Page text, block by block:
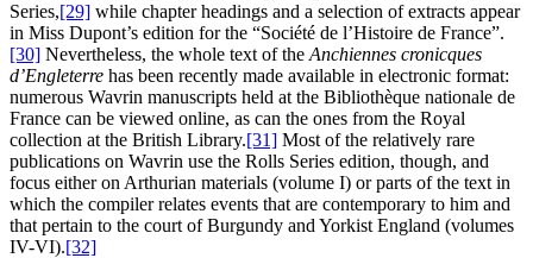
Series,[29] while chapter headings and a selection of extracts appear
in Miss Dupont’s edition for the “Société de l’Histoire de France”.
[30] Nevertheless, the whole text of the Anchiennes cronicques
d’Engleterre has been recently made available in electronic format:
numerous Wavrin manuscripts held at the Bibliothèque nationale de
France can be viewed online, as can the ones from the Royal
collection at the British Library.[31] Most of the relatively rare
publications on Wavrin use the Rolls Series edition, though, and
focus either on Arthurian materials (volume I) or parts of the text in
which the compiler relates events that are contemporary to him and
that pertain to the court of Burgundy and Yorkist England (volumes
IV-VI).[32]